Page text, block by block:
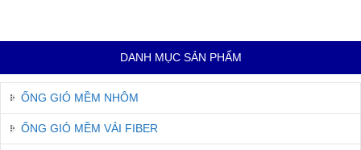
DANH MỤC SẢN PHẨM
ỐNG GIÓ MỀM NHÔM
ỐNG GIÓ MỀM VẢI FIBER